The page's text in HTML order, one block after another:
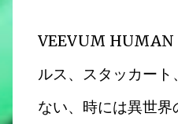
VEEVUM HUMAN
ルス、スタッカー
ない、時には異世界